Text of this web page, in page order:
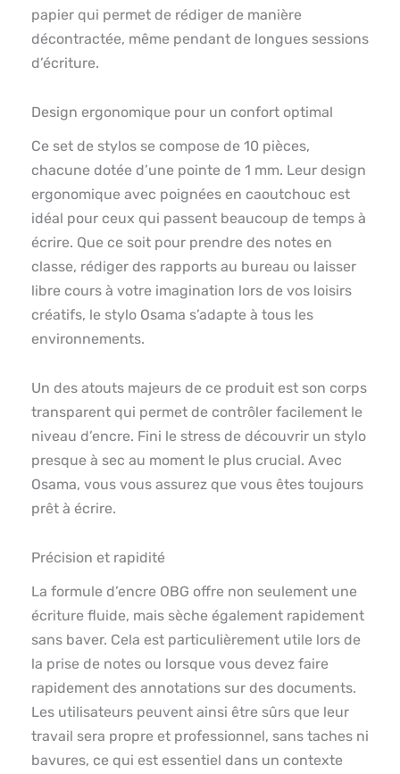
papier qui permet de rédiger de manière
décontractée, même pendant de longues sessions
d’écriture.
Design ergonomique pour un confort optimal
Ce set de stylos se compose de 10 pièces,
chacune dotée d’une pointe de 1 mm. Leur design
ergonomique avec poignées en caoutchouc est
idéal pour ceux qui passent beaucoup de temps à
écrire. Que ce soit pour prendre des notes en
classe, rédiger des rapports au bureau ou laisser
libre cours à votre imagination lors de vos loisirs
créatifs, le stylo Osama s’adapte à tous les
environnements.
Un des atouts majeurs de ce produit est son corps
transparent qui permet de contrôler facilement le
niveau d’encre. Fini le stress de découvrir un stylo
presque à sec au moment le plus crucial. Avec
Osama, vous vous assurez que vous êtes toujours
prêt à écrire.
Précision et rapidité
La formule d’encre OBG offre non seulement une
écriture fluide, mais sèche également rapidement
sans baver. Cela est particulièrement utile lors de
la prise de notes ou lorsque vous devez faire
rapidement des annotations sur des documents.
Les utilisateurs peuvent ainsi être sûrs que leur
travail sera propre et professionnel, sans taches ni
bavures, ce qui est essentiel dans un contexte